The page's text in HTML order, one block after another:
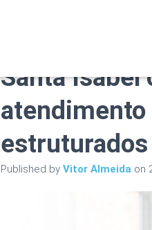
Plano de
Santa Isabel
Published by Vitor Almeida on